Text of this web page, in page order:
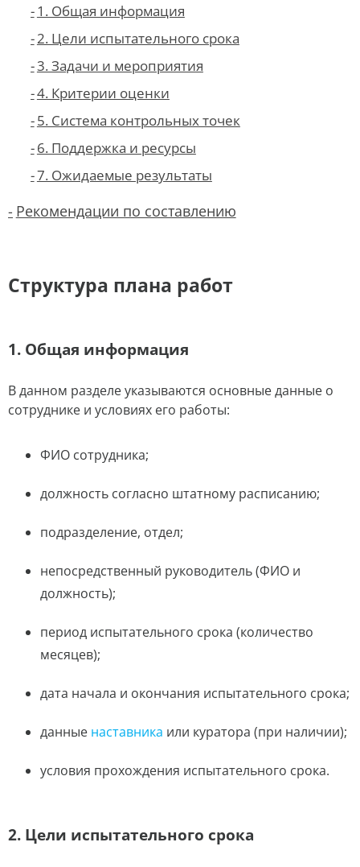
1. Общая информация
2. Цели испытательного срока
3. Задачи и мероприятия
4. Критерии оценки
5. Система контрольных точек
6. Поддержка и ресурсы
7. Ожидаемые результаты
Рекомендации по составлению
Структура плана работ
1. Общая информация
В данном разделе указываются основные данные о
сотруднике и условиях его работы:
ФИО сотрудника;
должность согласно штатному расписанию;
подразделение, отдел;
непосредственный руководитель (ФИО и
должность);
период испытательного срока (количество
месяцев);
дата начала и окончания испытательного срока;
данные наставника или куратора (при наличии);
условия прохождения испытательного срока.
2. Цели испытательного срока